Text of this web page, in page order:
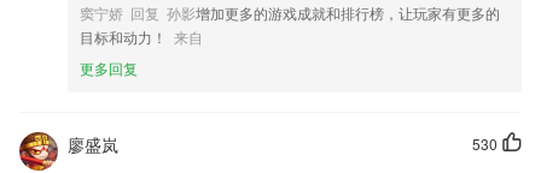
4.带给我们的英语小游戏真的很好玩，为我们打造一个快乐的学习环境；
5.软件创建项目层次分明，同时支持.h .c文件，支持项目导入导出使用管
理都很方便。
酷游app网站更新了什么?
窦宁娇 回复 孙影增加更多的游戏成就和排行榜，让玩家有更多的
目标和动力！
来自
更多回复
530
廖盛岚